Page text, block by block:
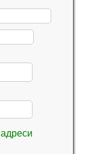
адреси